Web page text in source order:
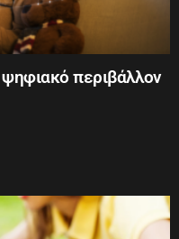
περιβάλλον